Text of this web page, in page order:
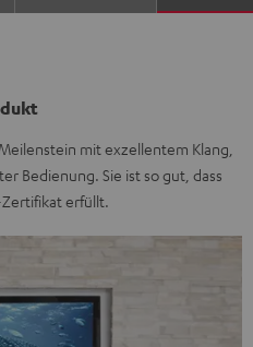
mit exzellentem Klang,
Bedienung. Sie ist so gut, dass
Zertifikat erfüllt.